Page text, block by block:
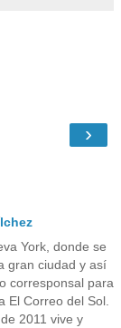
›
York, donde se
gran ciudad y así
corresponsal para
El Correo del Sol.
2011 vive y